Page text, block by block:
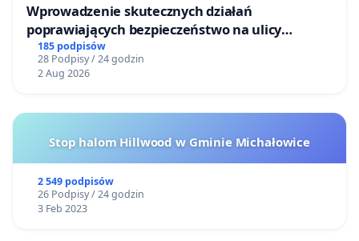
Wprowadzenie skutecznych działań
poprawiających bezpieczeństwo na ulicy
Żeromskiego w Otwocku
185 podpisów
28 Podpisy / 24 godzin
2 Aug 2026
Stop halom Hillwood w Gminie Michałowice
2 549 podpisów
26 Podpisy / 24 godzin
3 Feb 2023